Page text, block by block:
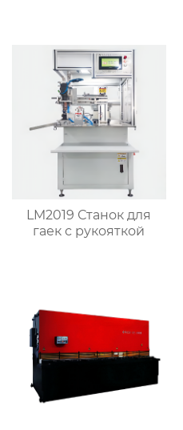
LM2019 Станок для
гаек с рукояткой